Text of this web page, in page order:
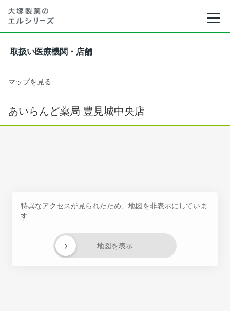
取扱い医療機関・店舗
マップを見る
あいらんど薬局 豊見城中央店
特異なアクセスが見られたため、地図を非表示にしていま
す
地図を表示
›